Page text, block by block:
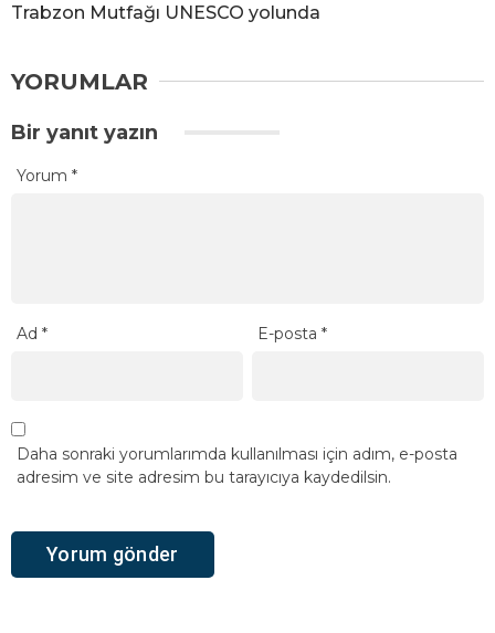
Trabzon Mutfağı UNESCO yolunda
YORUMLAR
Bir yanıt yazın
Yorum *
Ad * E-posta*
Daha sonraki yorumlarımda kullanılması için adım, e-posta
adresim ve site adresim bu tarayıcıya kaydedilsin.